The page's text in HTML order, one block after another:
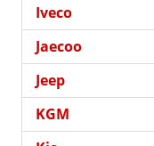
Iveco
Jaecoo
Jeep
KGM